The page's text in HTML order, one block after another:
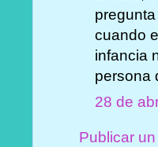
cuando
infancia
persona
28 de
Publicar